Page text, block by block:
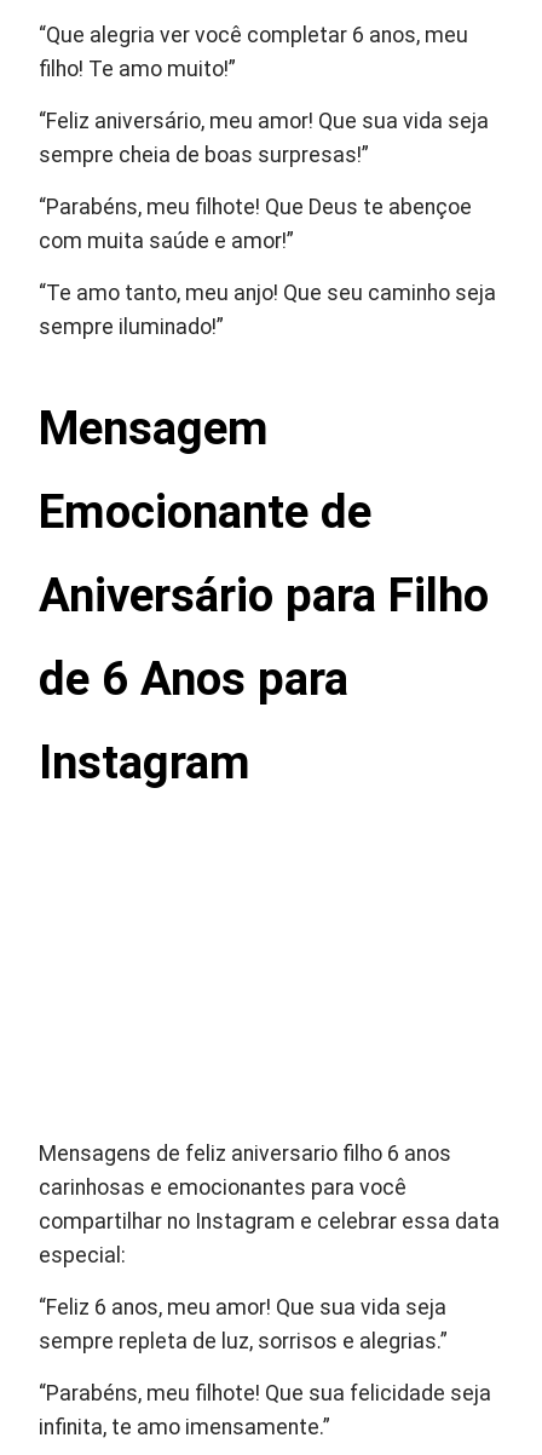
“Que alegria ver você completar 6 anos, meu
filho! Te amo muito!”
“Feliz aniversário, meu amor! Que sua vida seja
sempre cheia de boas surpresas!”
“Parabéns, meu filhote! Que Deus te abençoe
com muita saúde e amor!”
“Te amo tanto, meu anjo! Que seu caminho seja
sempre iluminado!”
Mensagem
Emocionante de
Aniversário para Filho
de 6 Anos para
Instagram
Mensagens de feliz aniversario filho 6 anos
carinhosas e emocionantes para você
compartilhar no Instagram e celebrar essa data
especial:
“Feliz 6 anos, meu amor! Que sua vida seja
sempre repleta de luz, sorrisos e alegrias.”
“Parabéns, meu filhote! Que sua felicidade seja
infinita, te amo imensamente.”